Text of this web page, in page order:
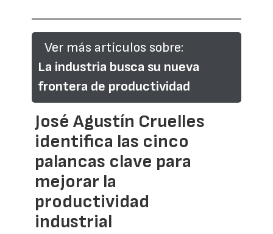
Ver más artículos sobre:
La industria busca su nueva
frontera de productividad
José Agustín Cruelles
identifica las cinco
palancas clave para
mejorar la
productividad
industrial